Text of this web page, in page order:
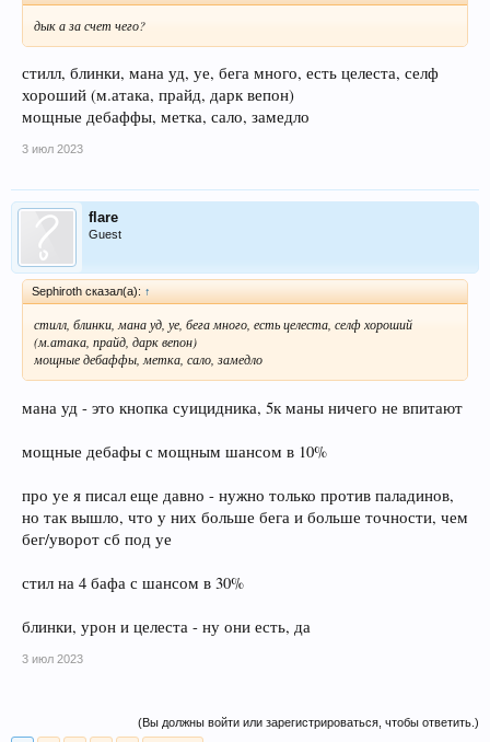
дык а за счет чего?
стилл, блинки, мана уд, уе, бега много, есть целеста, селф
хороший (м.атака, прайд, дарк вепон)
мощные дебаффы, метка, сало, замедло
3 июл 2023
flare
Guest
Sephiroth сказал(а): ↑
стилл, блинки, мана уд, уе, бега много, есть целеста, селф хороший
(м.атака, прайд, дарк вепон)
мощные дебаффы, метка, сало, замедло
мана уд - это кнопка суицидника, 5к маны ничего не впитают
мощные дебафы с мощным шансом в 10%
про уе я писал еще давно - нужно только против паладинов,
но так вышло, что у них больше бега и больше точности, чем
бег/уворот сб под уе
стил на 4 бафа с шансом в 30%
блинки, урон и целеста - ну они есть, да
3 июл 2023
(Вы должны войти или зарегистрироваться, чтобы ответить.)